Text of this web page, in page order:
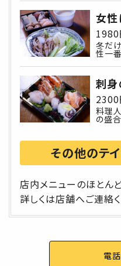
女性
1980
冬だ
性一
刺
2300
料理
の盛
その他のテ
店内メニューのほとん
詳しくは店舗へご連絡く
電